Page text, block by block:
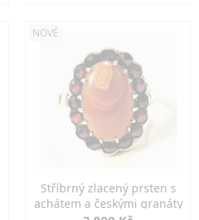
NOVÉ
Stříbrný zlacený prsten s
achátem a českými granáty